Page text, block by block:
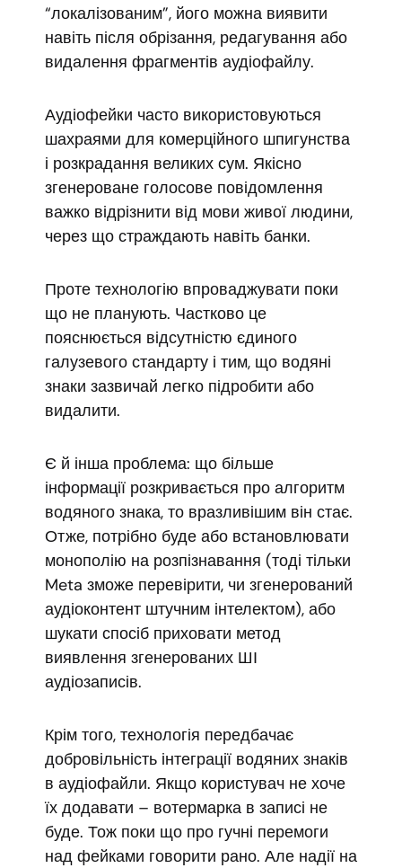
“локалізованим”, його можна виявити
навіть після обрізання, редагування або
видалення фрагментів аудіофайлу.
Аудіофейки часто використовуються
шахраями для комерційного шпигунства
і розкрадання великих сум. Якісно
згенероване голосове повідомлення
важко відрізнити від мови живої людини,
через що страждають навіть банки.
Проте технологію впроваджувати поки
що не планують. Частково це
пояснюється відсутністю єдиного
галузевого стандарту і тим, що водяні
знаки зазвичай легко підробити або
видалити.
Є й інша проблема: що більше
інформації розкривається про алгоритм
водяного знака, то вразливішим він стає.
Отже, потрібно буде або встановлювати
монополію на розпізнавання (тоді тільки
Meta зможе перевірити, чи згенерований
аудіоконтент штучним інтелектом), або
шукати спосіб приховати метод
виявлення згенерованих ШІ
аудіозаписів.
Крім того, технологія передбачає
добровільність інтеграції водяних знаків
в аудіофайли. Якщо користувач не хоче
їх додавати – вотермарка в записі не
буде. Тож поки що про гучні перемоги
над фейками говорити рано. Але надії на